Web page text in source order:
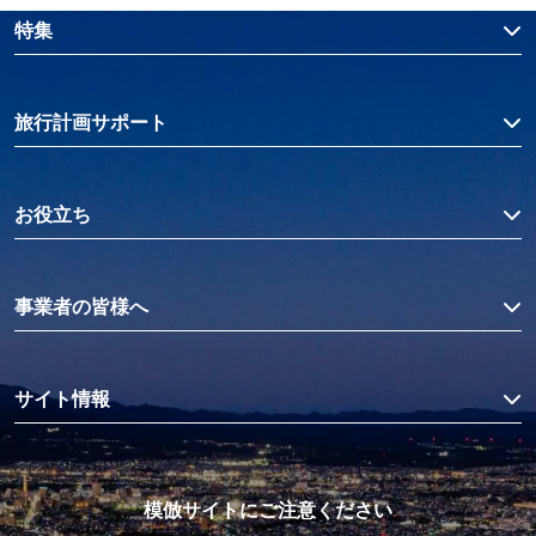
特集
旅行計画サポート
お役立ち
事業者の皆様へ
サイト情報
模倣サイトにご注意ください